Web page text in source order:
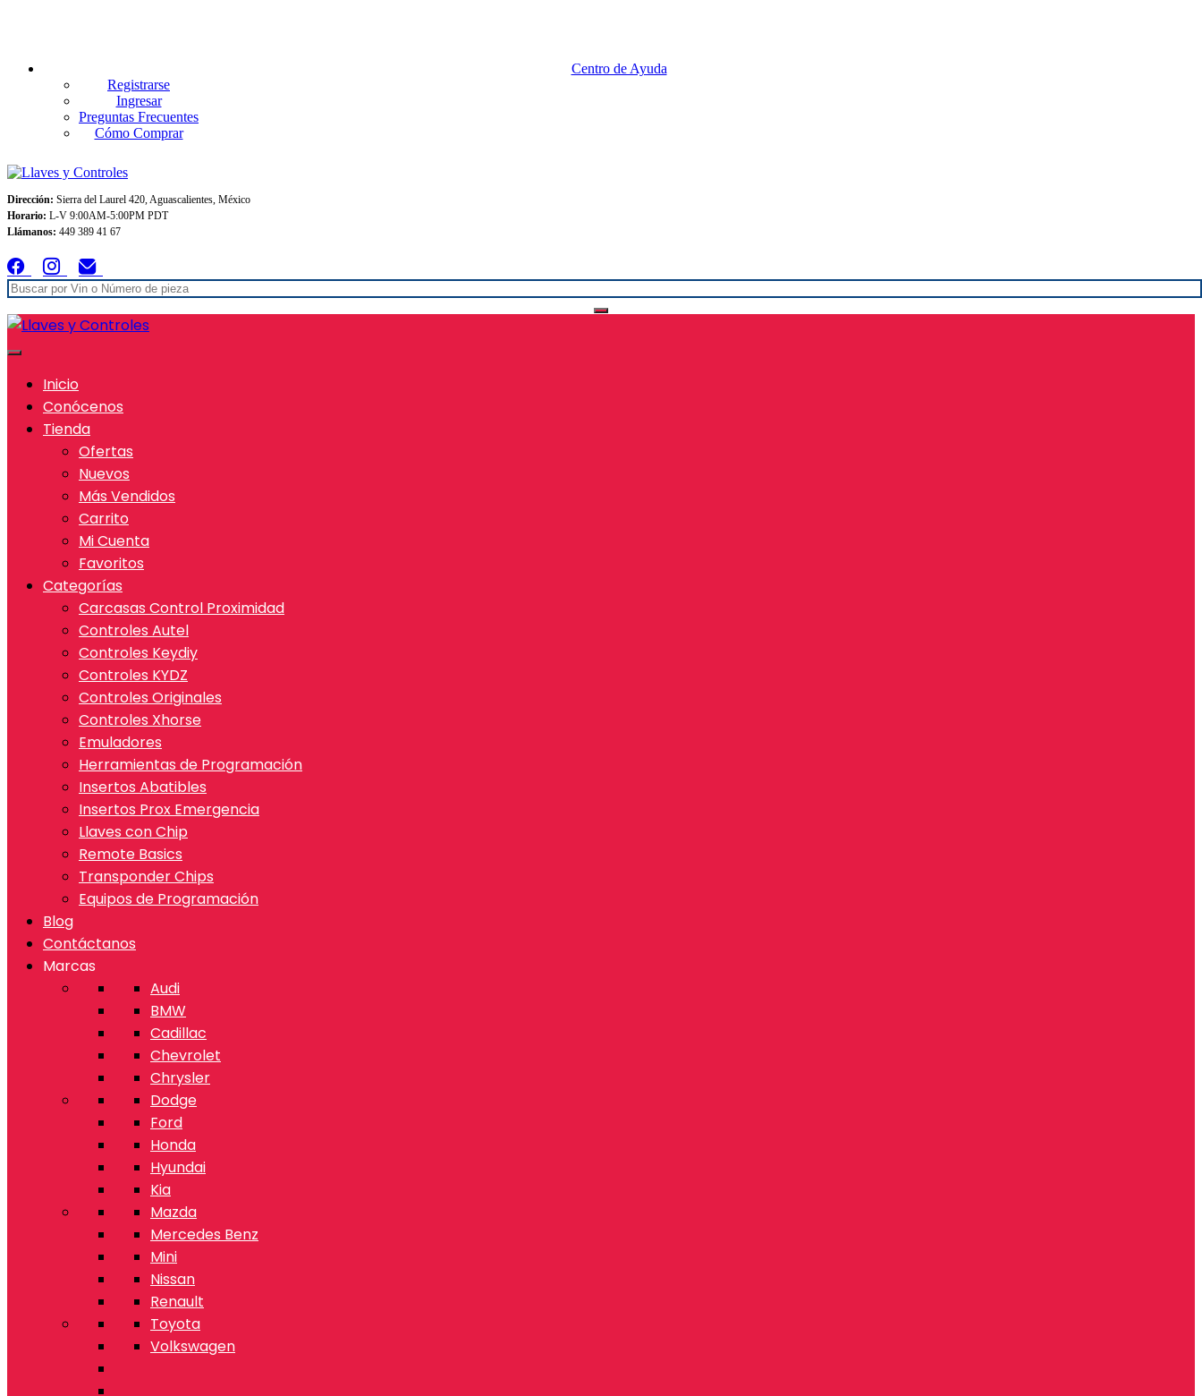
Centro de Ayuda
Registrarse
Ingresar
Preguntas Frecuentes
Cómo Comprar
Dirección: Sierra del Laurel 420, Aguascalientes, México
Horario: L-V 9:00AM-5:00PM PDT
Llámanos: 449 389 41 67
Inicio
Conócenos
Tienda
Ofertas
Nuevos
Más Vendidos
Carrito
Mi Cuenta
Favoritos
Categorías
Carcasas Control Proximidad
Controles Autel
Controles Keydiy
Controles KYDZ
Controles Originales
Controles Xhorse
Emuladores
Herramientas de Programación
Insertos Abatibles
Insertos Prox Emergencia
Llaves con Chip
Remote Basics
Transponder Chips
Equipos de Programación
Blog
Contáctanos
Marcas
Audi
BMW
Cadillac
Chevrolet
Chrysler
Dodge
Ford
Honda
Hyundai
Kia
Mazda
Mercedes Benz
Mini
Nissan
Renault
Toyota
Volkswagen